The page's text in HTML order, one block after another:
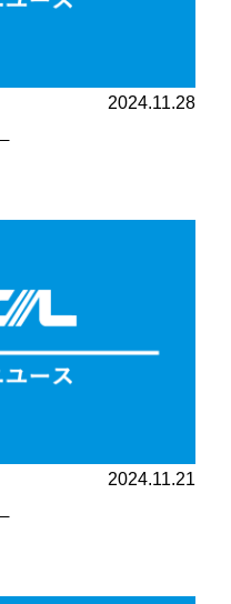
2024.11.28
2024.11.21